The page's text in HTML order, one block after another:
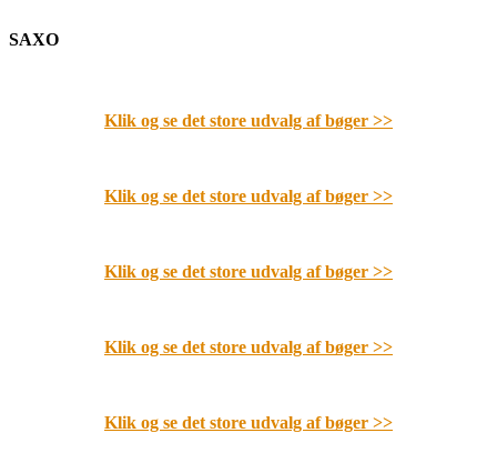
SAXO
Klik og se det store udvalg af bøger >>
Klik og se det store udvalg af bøger >>
Klik og se det store udvalg af bøger >>
Klik og se det store udvalg af bøger >>
Klik og se det store udvalg af bøger >>